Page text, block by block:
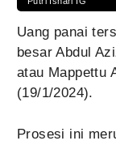
Uang panai
besar Abdul
atau Mappettu
(19/1/2024).
Prosesi ini